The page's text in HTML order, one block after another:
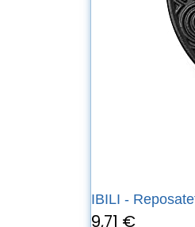
IBILI -
9,71 €